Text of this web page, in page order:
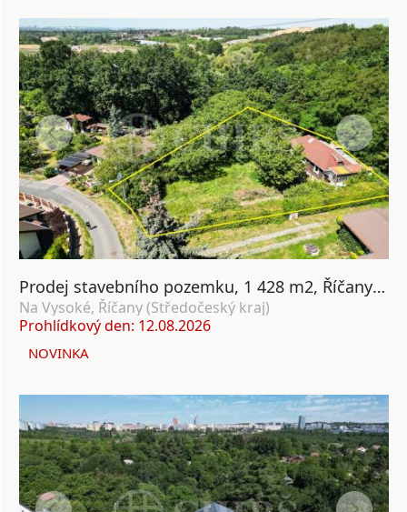
Prodej stavebního pozemku, 1 428 m2, Říčany u Prahy
Na Vysoké, Říčany (Středočeský kraj)
Prohlídkový den: 12.08.2026
NOVINKA